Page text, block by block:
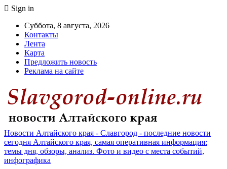
Sign in
Суббота, 8 августа, 2026
Контакты
Лента
Карта
Предложить новость
Реклама на сайте
Новости Алтайского края - Славгород - последние новости
сегодня Алтайского края, самая оперативная информация:
темы дня, обзоры, анализ. Фото и видео с места событий,
инфографика